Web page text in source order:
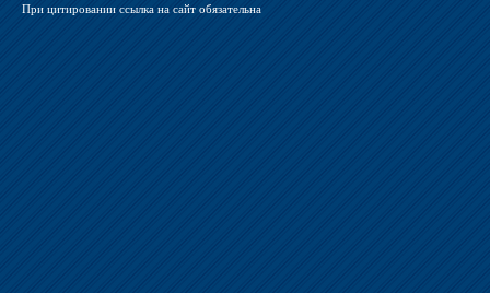
При цитировании ссылка на сайт обязательна